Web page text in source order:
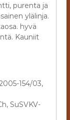
purenta ja
ylälinja.
hyvä
Kauniit
154/03,
SuSVKV-